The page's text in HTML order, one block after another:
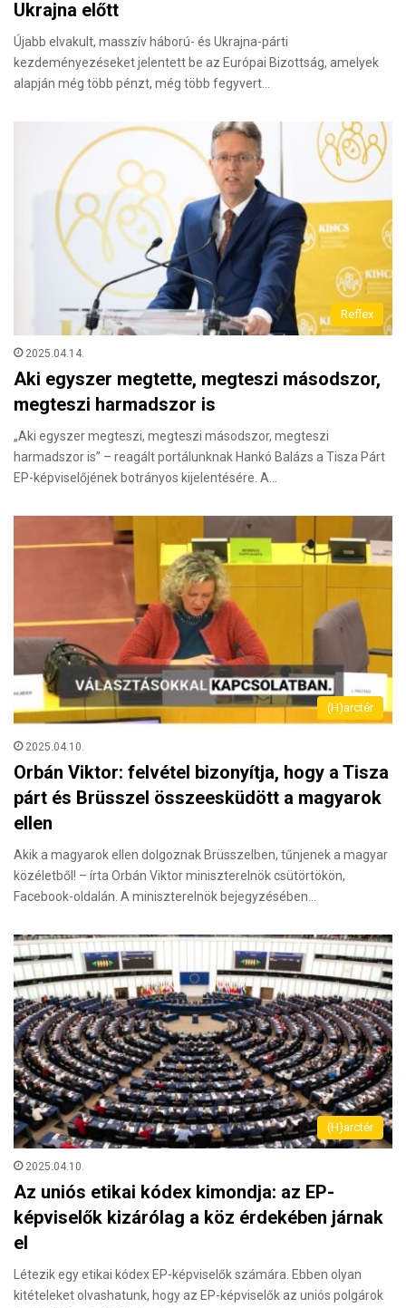
Ukrajna előtt
Újabb elvakult, masszív háború- és Ukrajna-párti
kezdeményezéseket jelentett be az Európai Bizottság, amelyek
alapján még több pénzt, még több fegyvert…
Reflex
2025.04.14.
Aki egyszer megtette, megteszi másodszor,
megteszi harmadszor is
„Aki egyszer megteszi, megteszi másodszor, megteszi
harmadszor is” – reagált portálunknak Hankó Balázs a Tisza Párt
EP-képviselőjének botrányos kijelentésére. A…
(H)arctér
2025.04.10.
Orbán Viktor: felvétel bizonyítja, hogy a Tisza
párt és Brüsszel összeesküdött a magyarok
ellen
Akik a magyarok ellen dolgoznak Brüsszelben, tűnjenek a magyar
közéletből! – írta Orbán Viktor miniszterelnök csütörtökön,
Facebook-oldalán. A miniszterelnök bejegyzésében…
(H)arctér
2025.04.10.
Az uniós etikai kódex kimondja: az EP-
képviselők kizárólag a köz érdekében járnak
el
Létezik egy etikai kódex EP-képviselők számára. Ebben olyan
kitételeket olvashatunk, hogy az EP-képviselők az uniós polgárok